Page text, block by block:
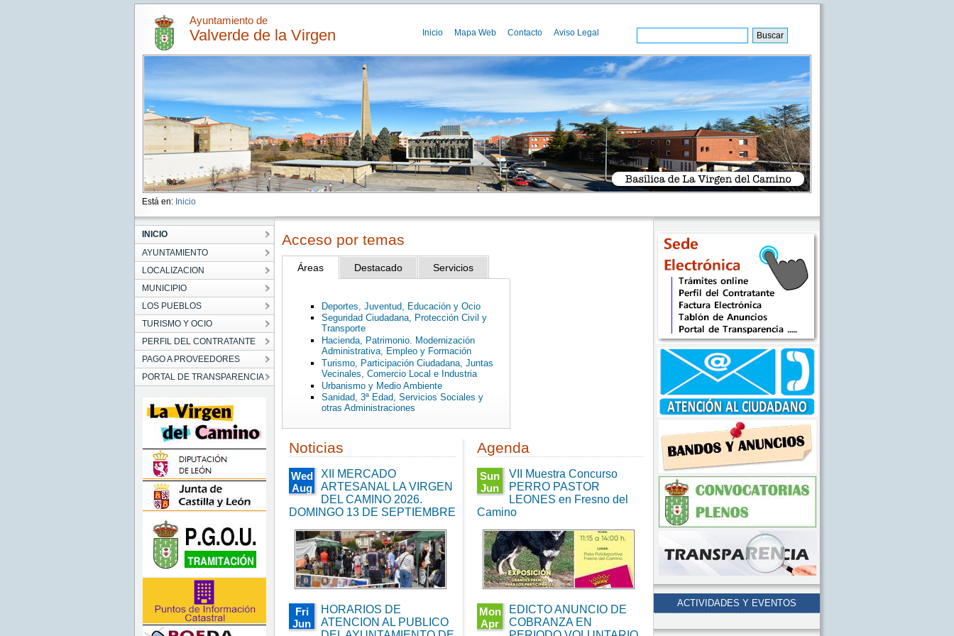
Ayuntamiento de
Valverde de la Virgen Inicio Mapa Web Contacto Aviso Legal
Está en: Inicio
INICIO
AYUNTAMIENTO
LOCALIZACION
MUNICIPIO
LOS PUEBLOS
TURISMO Y OCIO
PERFIL DEL CONTRATANTE
PAGO A PROVEEDORES
PORTAL DE TRANSPARENCIA
Acceso por temas
Áreas Destacado Servicios
Deportes, Juventud, Educación y Ocio
Seguridad Ciudadana, Protección Civil y
Transporte
Hacienda, Patrimonio. Modernización
Administrativa, Empleo y Formación
Turismo, Participación Ciudadana, Juntas
Vecinales, Comercio Local e Industria
Urbanismo y Medio Ambiente
Sanidad, 3ª Edad, Servicios Sociales y
otras Administraciones
Noticias
Wed
Aug
00:00:00
2026
Wed
Aug
05
00:00:00
CEST
XII MERCADO
ARTESANAL LA VIRGEN
DEL CAMINO 2026.
DOMINGO 13 DE SEPTIEMBRE
Fri
Jun
HORARIOS DE
ATENCION AL PUBLICO
Agenda
Sun
Jun
11:15:00
2026
Sun
Jun
07
11:15:00
CEST
VII Muestra Concurso
PERRO PASTOR
LEONES en Fresno del
Camino
Mon
Apr
EDICTO ANUNCIO DE
COBRANZA EN
ACTIVIDADES Y EVENTOS